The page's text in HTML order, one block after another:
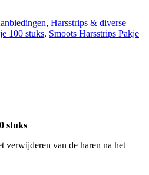
, Harsstrips & diverse
100 stuks, Smoots Harsstrips Pakje
stuks
verwijderen van de haren na het